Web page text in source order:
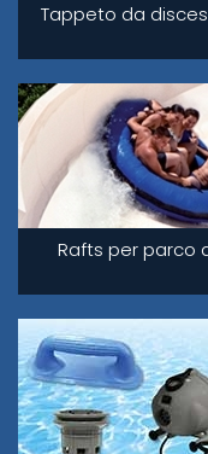
Tappeto da
Rafts per parco